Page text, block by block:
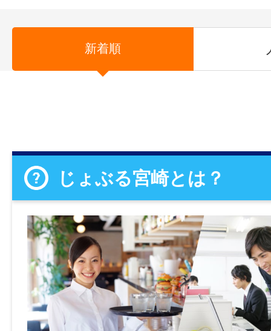
新着順
じょぶる宮崎とは？